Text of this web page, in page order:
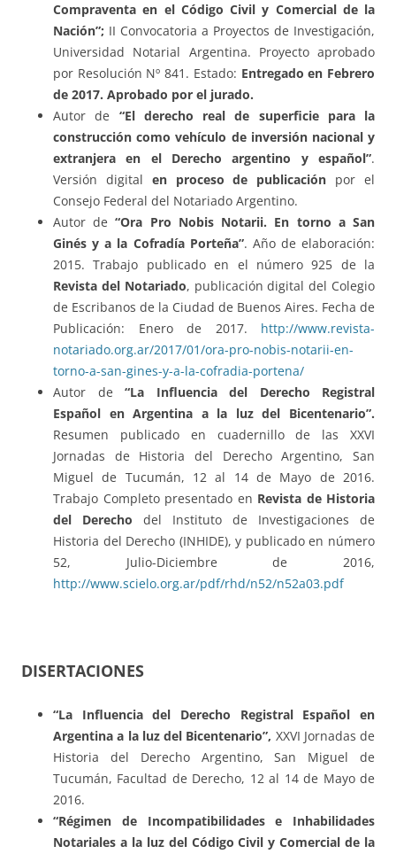
Compraventa en el Código Civil y Comercial de la
Nación”; II Convocatoria a Proyectos de Investigación,
Universidad Notarial Argentina. Proyecto aprobado
por Resolución Nº 841. Estado: Entregado en Febrero
de 2017. Aprobado por el jurado.
Autor de “El derecho real de superficie para la
construcción como vehículo de inversión nacional y
extranjera en el Derecho argentino y español”.
Versión digital en proceso de publicación por el
Consejo Federal del Notariado Argentino.
Autor de“Ora Pro Nobis Notarii. En torno a San
Ginés y a la Cofradía Porteña”. Año de elaboración:
2015. Trabajo publicado en el número 925 de la
Revista del Notariado, publicación digital del Colegio
de Escribanos de la Ciudad de Buenos Aires. Fecha de
Publicación: Enero de 2017. http://www.revista-
notariado.org.ar/2017/01/ora-pro-nobis-notarii-en-
torno-a-san-gines-y-a-la-cofradia-portena/
Autor de “La Influencia del Derecho Registral
Español en Argentina a la luz del Bicentenario”.
Resumen publicado en cuadernillo de las XXVI
Jornadas de Historia del Derecho Argentino, San
Miguel de Tucumán, 12 al 14 de Mayo de 2016.
Trabajo Completo presentado en Revista de Historia
del Derecho del Instituto de Investigaciones de
Historia del Derecho (INHIDE), y publicado en número
52, Julio-Diciembre de 2016,
http://www.scielo.org.ar/pdf/rhd/n52/n52a03.pdf
DISERTACIONES
“La Influencia del Derecho Registral Español en
Argentina a la luz del Bicentenario”, XXVI Jornadas de
Historia del Derecho Argentino, San Miguel de
Tucumán, Facultad de Derecho, 12 al 14 de Mayo de
2016.
“Régimen de Incompatibilidades e Inhabilidades
Notariales a la luz del Código Civil y Comercial de la